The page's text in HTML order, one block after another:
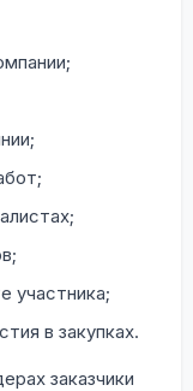
участника;
в закупках.
заказчики